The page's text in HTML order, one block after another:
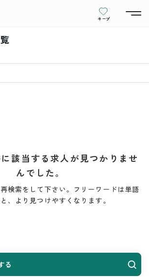
キープ
該当する求人が見つかりませ
んでした。
検索をして下さい。フリーワードは単語
、より見つけやすくなります。
る